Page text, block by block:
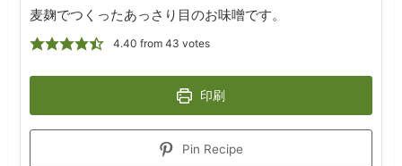
麦麹でつくったあっさり目のお味噌です。
4.40 from 43 votes
印刷
Pin Recipe